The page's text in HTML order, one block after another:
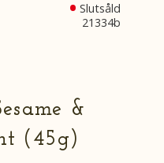
Slutsåld
21334b
&
(45g)